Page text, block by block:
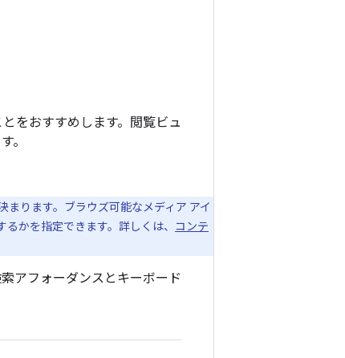
をおすすめします。閲覧ビュ
。
まります。ブラウズ可能なメディア アイ
かを指定できます。詳しくは、 コンテ
アフォーダンスとキーボード